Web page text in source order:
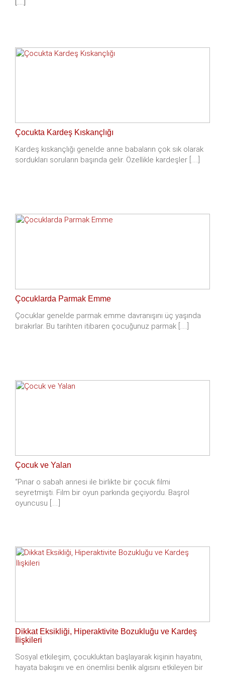
[.....]
Çocukta Kardeş Kıskançlığı
Kardeş kıskançlığı genelde anne babaların çok sık olarak
sordukları soruların başında gelir. Özellikle kardeşler [.....]
Çocuklarda Parmak Emme
Çocuklar genelde parmak emme davranışını üç yaşında
bırakırlar. Bu tarihten itibaren çocuğunuz parmak [.....]
Çocuk ve Yalan
“Pınar o sabah annesi ile birlikte bir çocuk filmi
seyretmişti. Film bir oyun parkında geçiyordu. Başrol
oyuncusu [.....]
Dikkat Eksikliği, Hiperaktivite Bozukluğu ve Kardeş
İlişkileri
Sosyal etkileşim, çocukluktan başlayarak kişinin hayatını,
hayata bakışını ve en önemlisi benlik algısını etkileyen bir